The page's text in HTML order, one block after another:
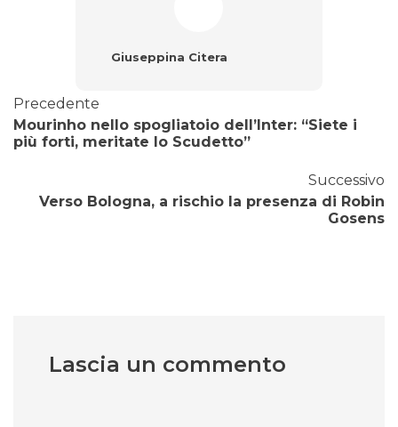
Giuseppina Citera
Precedente
Mourinho nello spogliatoio dell’Inter: “Siete i
più forti, meritate lo Scudetto”
Successivo
Verso Bologna, a rischio la presenza di Robin
Gosens
Lascia un commento